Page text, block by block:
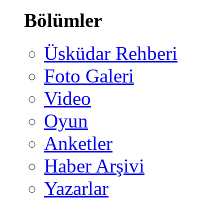
Bölümler
Üsküdar Rehberi
Foto Galeri
Video
Oyun
Anketler
Haber Arşivi
Yazarlar